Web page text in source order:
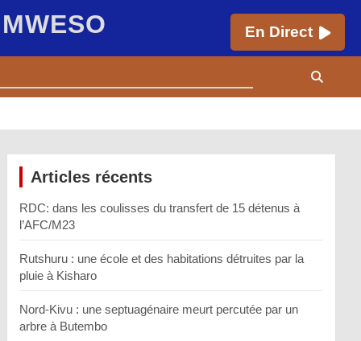
En Direct
Articles récents
RDC: dans les coulisses du transfert de 15 détenus à
l’AFC/M23
Rutshuru : une école et des habitations détruites par la
pluie à Kisharo
Nord-Kivu : une septuagénaire meurt percutée par un
arbre à Butembo